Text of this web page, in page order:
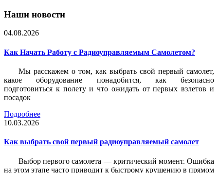
Наши новости
04.08.2026
Как Начать Работу с Радиоуправляемым Самолетом?
Мы расскажем о том, как выбрать свой первый самолет,
какое оборудование понадобится, как безопасно
подготовиться к полету и что ожидать от первых взлетов и
посадок
Подробнее
10.03.2026
Как выбрать свой первый радиоуправляемый самолет
Выбор первого самолета — критический момент. Ошибка
на этом этапе часто приводит к быстрому крушению в прямом